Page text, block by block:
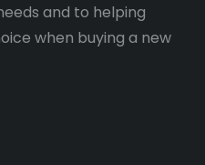
and to helping
when buying a new